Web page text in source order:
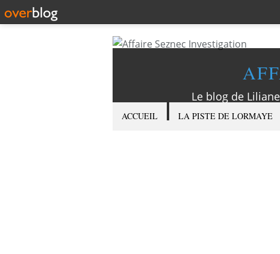
Le blog de
ACCUEIL LA PISTE DE LORMAYE